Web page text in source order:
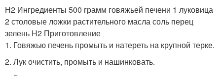
H2 Ингредиенты 500 грамм говяжьей печени 1 луковица
2 столовые ложки растительного масла соль перец
зелень H2 Приготовление
1. Говяжью печень промыть и натереть на крупной терке.
2. Лук очистить, промыть и нашинковать.